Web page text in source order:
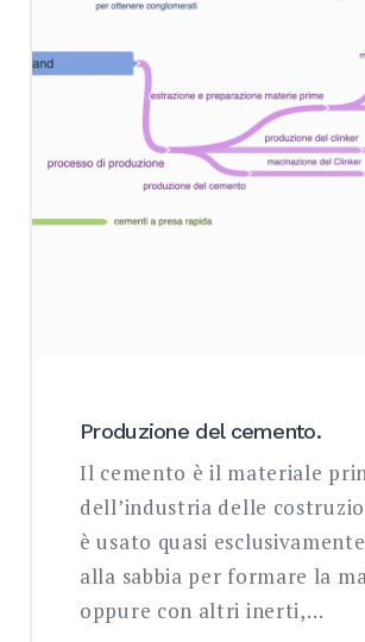
Produzione del cemento.
Il cemento è il materiale
dell’industria delle
è usato quasi
alla sabbia per formare la
oppure con altri inerti,…